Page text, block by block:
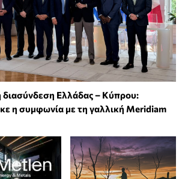
διασύνδεση Ελλάδας – Κύπρου:
η συμφωνία με τη γαλλική Meridiam